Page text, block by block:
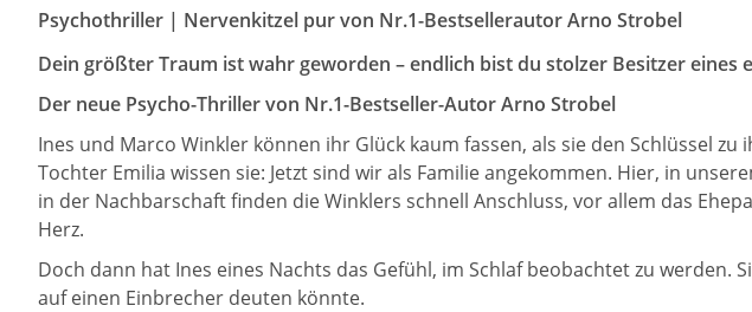
Psychothriller | Nervenkitzel pur von Nr.1-Bestsellerautor Arno Strobel
Dein größter Traum ist wahr geworden – endlich bist du stolzer Besitzer
Der neue Psycho-Thriller von Nr.1-Bestseller-Autor Arno Strobel
Ines und Marco Winkler können ihr Glück kaum fassen, als sie den Schlüssel
Tochter Emilia wissen sie: Jetzt sind wir als Familie angekommen. Hier, in
in der Nachbarschaft finden die Winklers schnell Anschluss, vor allem das
Herz.
Doch dann hat Ines eines Nachts das Gefühl, im Schlaf beobachtet zu
auf einen Einbrecher deuten könnte.